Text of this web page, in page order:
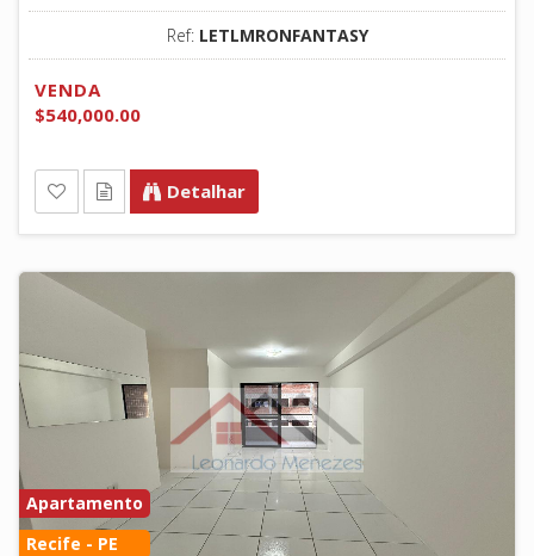
Ref: LETLMRONFANTASY
VENDA
$540,000.00
Detalhar
Apartamento
Recife - PE